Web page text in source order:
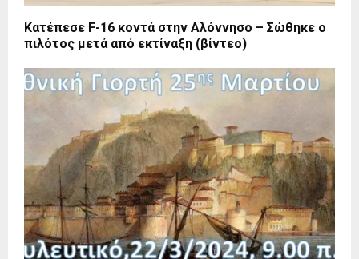
Κατέπεσε F-16 κοντά στην Αλόννησο – Σώθηκε ο
πιλότος μετά από εκτίναξη (βίντεο)